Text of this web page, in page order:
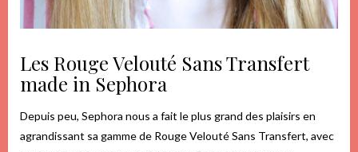
Les Rouge Velouté Sans Transfert
made in Sephora
Depuis peu, Sephora nous a fait le plus grand des plaisirs en
agrandissant sa gamme de Rouge Velouté Sans Transfert, avec